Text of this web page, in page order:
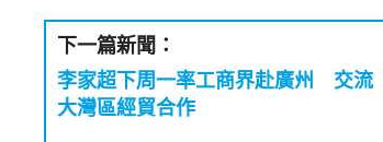
下一篇新聞：
李家超下周一率工商界赴廣州 交流
大灣區經貿合作